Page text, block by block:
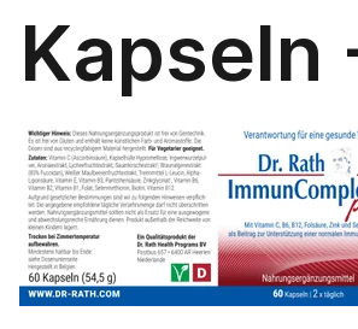
Kapseln